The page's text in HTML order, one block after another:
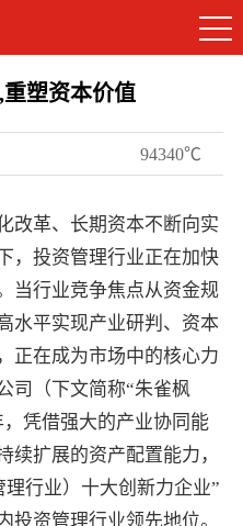
塑资本价值
94340℃
改革、长期资本不断向实
，投资管理行业正在加快
当行业竞争焦点从资金规
水平实现产业研判、资本
正在成为市场中的核心力
司（下文简称“朱雀枫
凭借强大的产业协同能
续扩展的资产配置能力，
行业）十大创新力企业”
投资管理行业领先地位。